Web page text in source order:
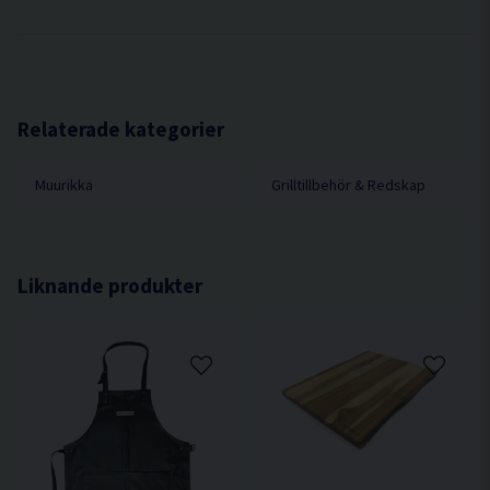
Relaterade kategorier
Muurikka Grilltillbehör & Redskap
Liknande produkter